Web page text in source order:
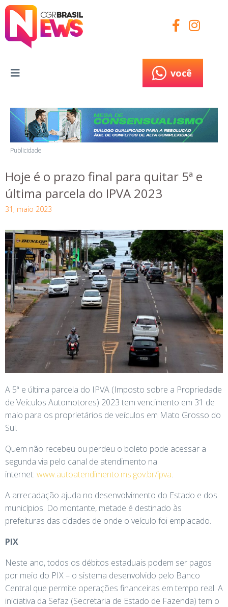
você
Publicidade
Hoje é o prazo final para quitar 5ª e
última parcela do IPVA 2023
31, maio 2023
A 5ª e última parcela do IPVA (Imposto sobre a Propriedade
de Veículos Automotores) 2023 tem vencimento em 31 de
maio para os proprietários de veículos em Mato Grosso do
Sul.
Quem não recebeu ou perdeu o boleto pode acessar a
segunda via pelo canal de atendimento na
internet: www.autoatendimento.ms.gov.br/ipva.
A arrecadação ajuda no desenvolvimento do Estado e dos
municípios. Do montante, metade é destinado às
prefeituras das cidades de onde o veículo foi emplacado.
PIX
Neste ano, todos os débitos estaduais podem ser pagos
por meio do PIX – o sistema desenvolvido pelo Banco
Central que permite operações financeiras em tempo real. A
iniciativa da Sefaz (Secretaria de Estado de Fazenda) tem o